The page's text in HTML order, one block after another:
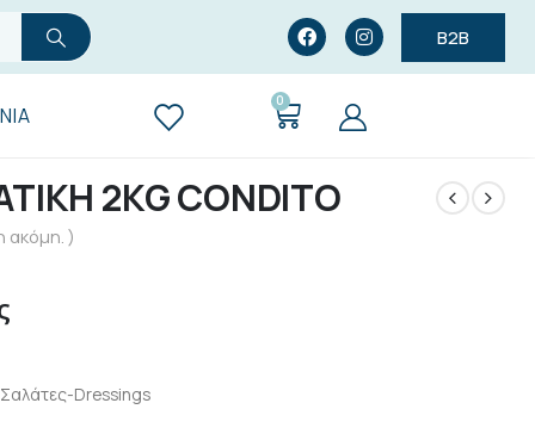
B2B
0
2KG CONDITO
ακόμη. )
Dressings